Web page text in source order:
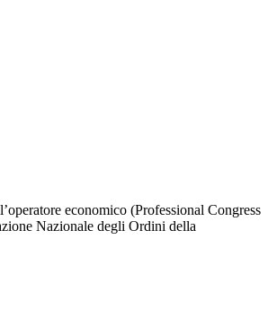
economico (Professional Congress
Nazionale degli Ordini della